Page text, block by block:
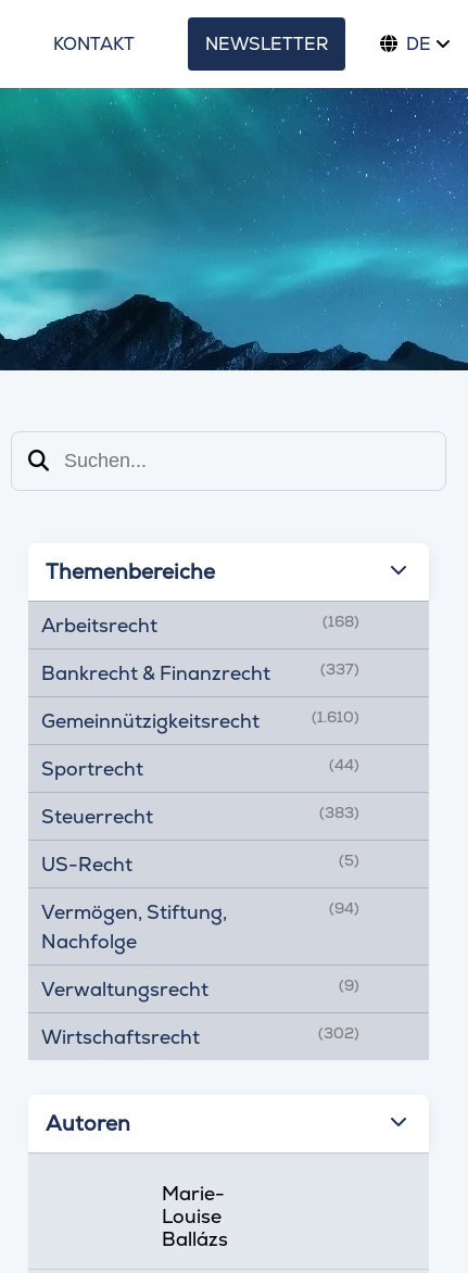
KONTAKT NEWSLETTER DE
Suchen
Themenbereiche
Arbeitsrecht (168)
Bankrecht & Finanzrecht (337)
Gemeinnützigkeitsrecht (1.610)
Sportrecht (44)
Steuerrecht (383)
US-Recht (5)
Vermögen, Stiftung,
Nachfolge
(94)
Verwaltungsrecht (9)
Wirtschaftsrecht (302)
Autoren
Marie-
Louise
Ballázs